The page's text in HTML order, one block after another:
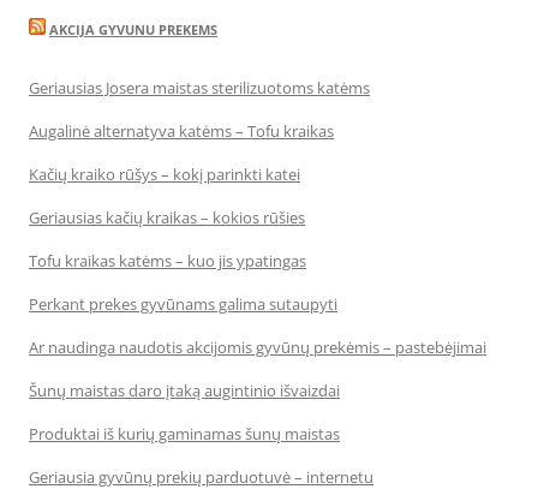
AKCIJA GYVUNU PREKEMS
Geriausias Josera maistas sterilizuotoms katėms
Augalinė alternatyva katėms – Tofu kraikas
Kačių kraiko rūšys – kokį parinkti katei
Geriausias kačių kraikas – kokios rūšies
Tofu kraikas katėms – kuo jis ypatingas
Perkant prekes gyvūnams galima sutaupyti
Ar naudinga naudotis akcijomis gyvūnų prekėmis – pastebėjimai
Šunų maistas daro įtaką augintinio išvaizdai
Produktai iš kurių gaminamas šunų maistas
Geriausia gyvūnų prekių parduotuvė – internetu